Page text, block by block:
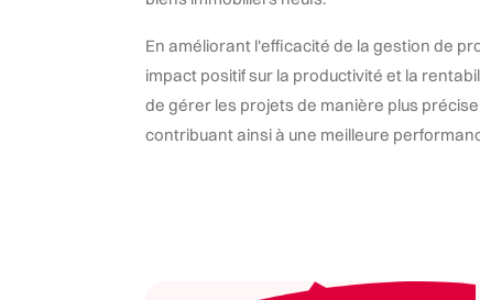
En améliorant l'efficacité de la gestion de
impact positif sur la productivité et la
de gérer les projets de manière plus
contribuant ainsi à une meilleure